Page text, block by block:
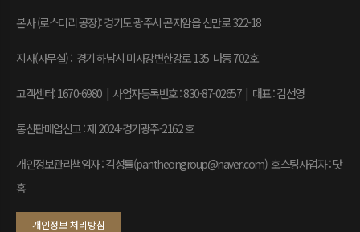
본사 (로스터리 공장): 경기도 광주시 곤지암읍 신만로 322-18
지사(사무실) : 경기 하남시 미사강변한강로 135 나동 702호
고객센터: 1670-6980 | 사업자등록번호 : 830-87-02657 | 대표 : 김선영
통신판매업신고 : 제 2024-경기광주-2162 호
개인정보관리책임자 : 김성률(pantheongroup@naver.com) 호스팅사업자 : 닷
홈
개인정보 처리방침